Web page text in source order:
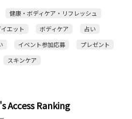
健康・ボディケア・リフレッシュ
エット ボディケア
占い
イベント参加応募
プレゼント
スキンケア
Access Ranking